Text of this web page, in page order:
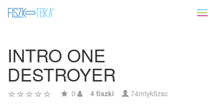
INTRO ONE
DESTROYER
0 4 fiszki 74mtyk5zsc